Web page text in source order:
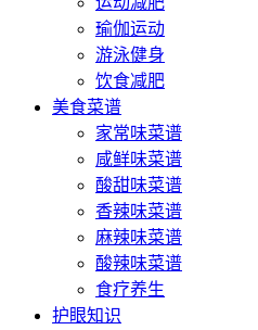
瑜伽运动
游泳健身
饮食减肥
美食菜谱
家常味菜谱
咸鲜味菜谱
酸甜味菜谱
香辣味菜谱
麻辣味菜谱
酸辣味菜谱
食疗养生
护眼知识